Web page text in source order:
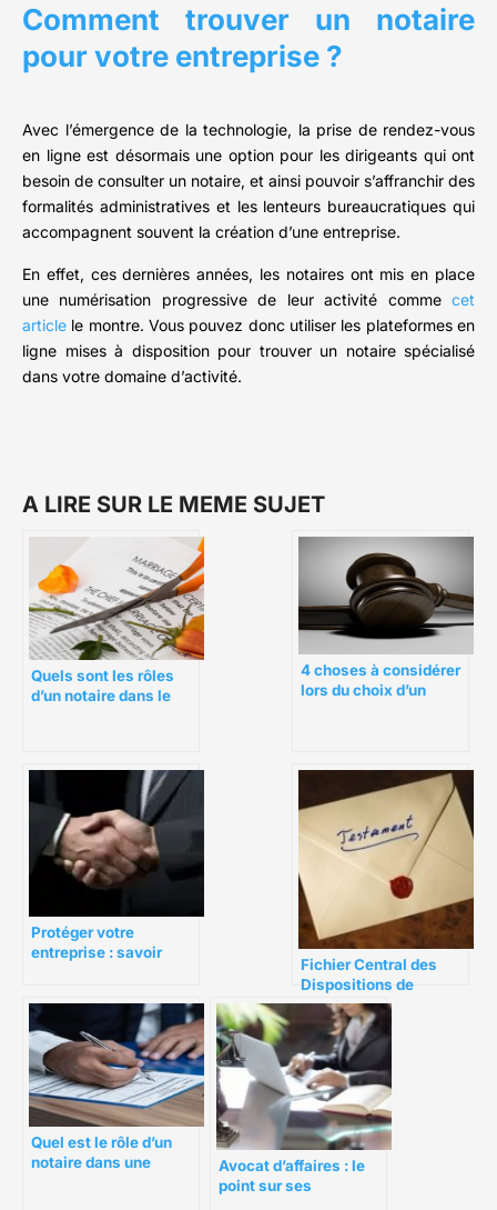
Comment trouver un notaire
pour votre entreprise ?
Avec l’émergence de la technologie, la prise de rendez-vous
en ligne est désormais une option pour les dirigeants qui ont
besoin de consulter un notaire, et ainsi pouvoir s’affranchir des
formalités administratives et les lenteurs bureaucratiques qui
accompagnent souvent la création d’une entreprise.
En effet, ces dernières années, les notaires ont mis en place
une numérisation progressive de leur activité comme cet
article le montre. Vous pouvez donc utiliser les plateformes en
ligne mises à disposition pour trouver un notaire spécialisé
dans votre domaine d’activité.
A LIRE SUR LE MEME SUJET
Quels sont les rôles
d’un notaire dans le
4 choses à considérer
lors du choix d’un
Protéger votre
entreprise : savoir
commercial
Fichier Central des
Dispositions de
Dernières Volontés
Quel est le rôle d’un
notaire dans une
Avocat d’affaires : le
point sur ses